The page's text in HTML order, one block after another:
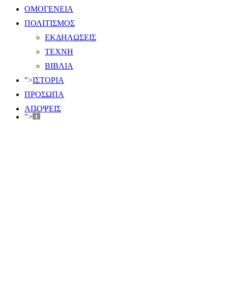
ΟΜΟΓΕΝΕΙΑ
ΠΟΛΙΤΙΣΜΟΣ
ΕΚΔΗΛΩΣΕΙΣ
ΤΕΧΝΗ
ΒΙΒΛΙΑ
">ΙΣΤΟΡΙΑ
ΠΡΟΣΩΠΑ
ΑΠΟΨΕΙΣ
">